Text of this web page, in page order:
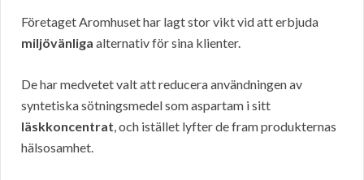
Företaget Aromhuset har lagt stor vikt vid att erbjuda
miljövänliga alternativ för sina klienter.
De har medvetet valt att reducera användningen av
syntetiska sötningsmedel som aspartam i sitt
läskkoncentrat, och istället lyfter de fram produkternas
hälsosamhet.